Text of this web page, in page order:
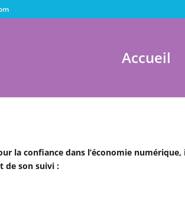
Accueil
la confiance dans l’économie
de son suivi :